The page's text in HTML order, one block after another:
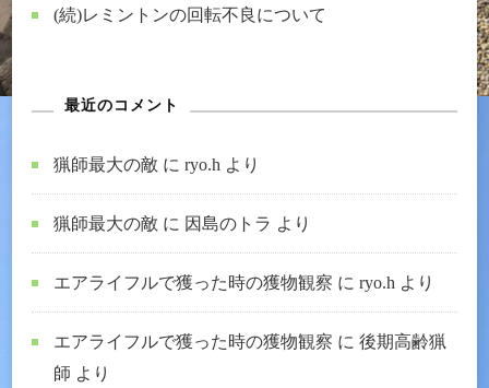
(続)レミントンの回転不良について
最近のコメント
猟師最大の敵 に ryo.h より
猟師最大の敵 に 因島のトラ より
エアライフルで獲った時の獲物観察 に ryo.h より
エアライフルで獲った時の獲物観察 に 後期高齢猟
師 より